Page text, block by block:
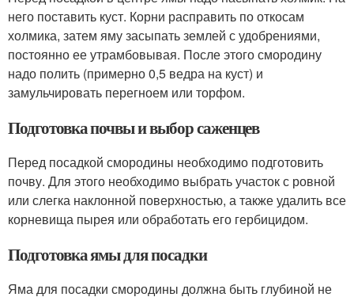
него поставить куст. Корни расправить по откосам
холмика, затем яму засыпать землей с удобрениями,
постоянно ее утрамбовывая. После этого смородину
надо полить (примерно 0,5 ведра на куст) и
замульчировать перегноем или торфом.
Подготовка почвы и выбор саженцев
Перед посадкой смородины необходимо подготовить
почву. Для этого необходимо выбрать участок с ровной
или слегка наклонной поверхностью, а также удалить все
корневища пырея или обработать его гербицидом.
Подготовка ямы для посадки
Яма для посадки смородины должна быть глубиной не